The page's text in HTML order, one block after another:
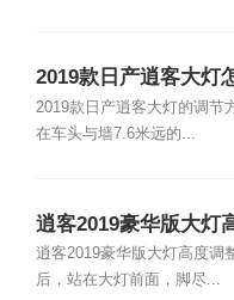
2019款日产逍客大灯
2019款日产逍客大灯的调节
在车头与墙7.6米远的...
逍客2019豪华版大灯
逍客2019豪华版大灯高度调
后，站在大灯前面，脚尽...